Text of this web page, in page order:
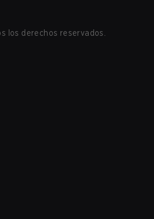
los derechos reservados.